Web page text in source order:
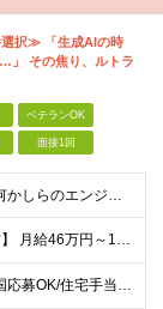
択≫ 「生成AIの時
」 その焦り、ルトラ
ベテランOK
面接1回
◆学歴不問 / 第二新卒歓迎 ◆何かしらのエンジニア経験をお持ちの方 （言語・期間・フェーズ不問） 経験浅めの方も遠慮なくご応募ください！ ■入社前Q＆A ────── ◎実力に見合った報酬が手に
【エンジニア経験6年以上の方】 月給46万円～100万円（固定残業代含む） ※上記月給には月30時間分の固定残業代（月8万7,400円～月19万円）を含む。超過分は全額支給。 【エンジニア経験4年以
★フルリモート勤務も可（全国応募OK/住宅手当を支給します） ※案件によって常駐が必要になる場合があります。 ※希望がない限り、転勤はありません ※U・Iターン歓迎 ★ルトラの社員は全国各地で活躍中